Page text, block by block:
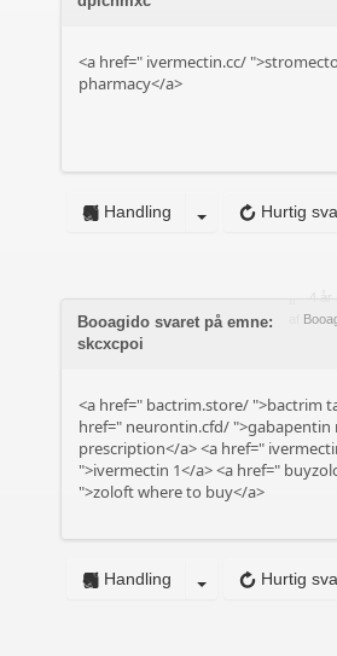
<a href=" ivermectin.cc/
pharmacy</a>
Hurtig
Handling
4 år
Booagido svaret på emne:
skcxcpoi
<a href=" bactrim.store/ ">bactrim
href=" neurontin.cfd/ ">gabapentin
prescription</a> <a href="
">ivermectin 1</a> <a href="
">zoloft where to buy</a>
Hurtig
Handling